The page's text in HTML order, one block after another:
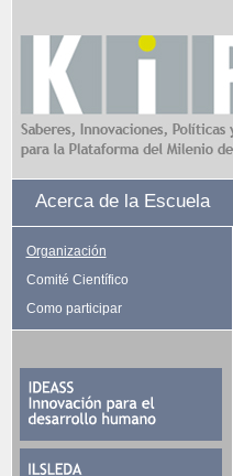
Acerca de la Escuela
Organización
Comité Científico
Como participar